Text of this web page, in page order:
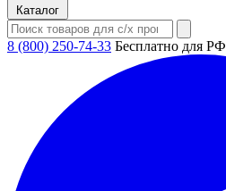
Каталог
8 (800) 250-74-33 Бесплатно для РФ